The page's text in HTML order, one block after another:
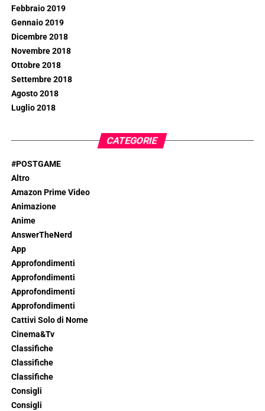
Febbraio 2019
Gennaio 2019
Dicembre 2018
Novembre 2018
Ottobre 2018
Settembre 2018
Agosto 2018
Luglio 2018
CATEGORIE
#POSTGAME
Altro
Amazon Prime Video
Animazione
Anime
AnswerTheNerd
App
Approfondimenti
Approfondimenti
Approfondimenti
Approfondimenti
Cattivi Solo di Nome
Cinema&Tv
Classifiche
Classifiche
Classifiche
Consigli
Consigli